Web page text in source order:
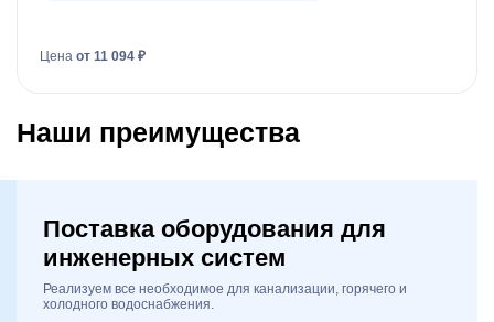
Цена от 11 094 ₽
Наши преимущества
Поставка оборудования для
инженерных систем
Реализуем все необходимое для канализации, горячего и
холодного водоснабжения.